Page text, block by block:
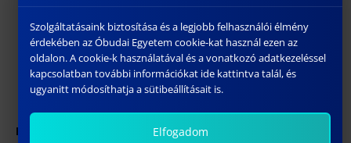
Szolgáltatásaink biztosítása és a legjobb felhasználói élmény
érdekében az Óbudai Egyetem cookie-kat használ ezen az
oldalon. A cookie-k használatával és a vonatkozó adatkezeléssel
kapcsolatban további információkat ide kattintva talál, és
ugyanitt módosíthatja a sütibeállításait is.
Elfogadom